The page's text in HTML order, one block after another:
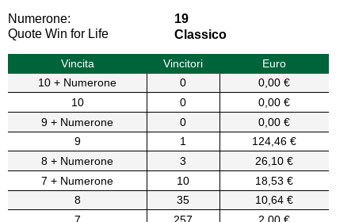
Numerone:
19
Quote Win for Life
Classico
Vincita Vincitori
Euro
10 + Numerone
0
0,00 €
10
0
0,00 €
9 + Numerone
0
0,00 €
9
1
124,46 €
8 + Numerone
3
26,10 €
7 + Numerone
10
18,53 €
8
35
10,64 €